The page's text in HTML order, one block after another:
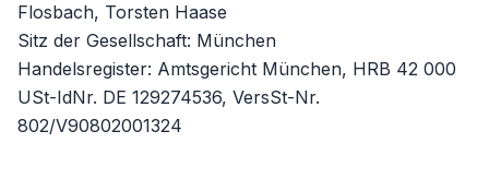
Flosbach, Torsten Haase
Sitz der Gesellschaft: München
Handelsregister: Amtsgericht München, HRB 42 000
USt-IdNr. DE 129274536, VersSt-Nr.
802/V90802001324